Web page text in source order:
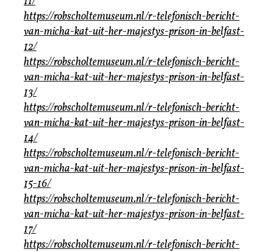
https://robscholtemuseum.nl/r-telefonisch-bericht-
van-micha-kat-uit-her-majestys-prison-in-belfast-
12/
https://robscholtemuseum.nl/r-telefonisch-bericht-
van-micha-kat-uit-her-majestys-prison-in-belfast-
13/
https://robscholtemuseum.nl/r-telefonisch-bericht-
van-micha-kat-uit-her-majestys-prison-in-belfast-
14/
https://robscholtemuseum.nl/r-telefonisch-bericht-
van-micha-kat-uit-her-majestys-prison-in-belfast-
15-16/
https://robscholtemuseum.nl/r-telefonisch-bericht-
van-micha-kat-uit-her-majestys-prison-in-belfast-
17/
https://robscholtemuseum.nl/r-telefonisch-bericht-